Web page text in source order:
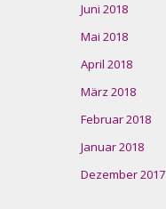
Juni 2018
Mai 2018
April 2018
März 2018
Februar 2018
Januar 2018
Dezember 2017